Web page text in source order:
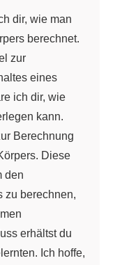
dir, wie man
berechnet.
zur
eines
ich dir, wie
kann.
Berechnung
Diese
den
zu berechnen,
erhältst du
Ich hoffe,